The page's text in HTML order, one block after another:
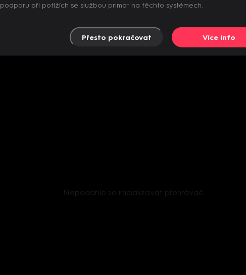
Nepodařilo se inicializovat přehrávač
podporu při potížích se službou prima+ na těchto systémech.
Přesto pokračovat Více info